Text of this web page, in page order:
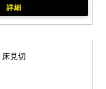
詳細
床見切